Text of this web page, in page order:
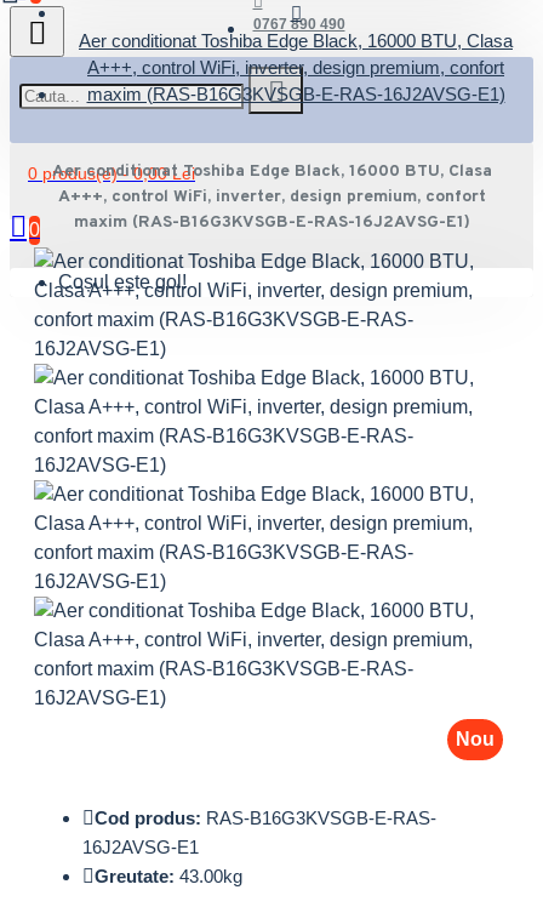
0767 890 490
0 produs(e) - 0,00 Lei
0
Coșul este gol!
Aer conditionat Toshiba Edge Black, 16000 BTU, Clasa
A+++, control WiFi, inverter, design premium, confort
maxim (RAS-B16G3KVSGB-E-RAS-16J2AVSG-E1)
Aer conditionat Toshiba Edge Black, 16000 BTU, Clasa
A+++, control WiFi, inverter, design premium, confort
maxim (RAS-B16G3KVSGB-E-RAS-16J2AVSG-E1)
Nou
Cod produs: RAS-B16G3KVSGB-E-RAS-
16J2AVSG-E1
Greutate: 43.00kg